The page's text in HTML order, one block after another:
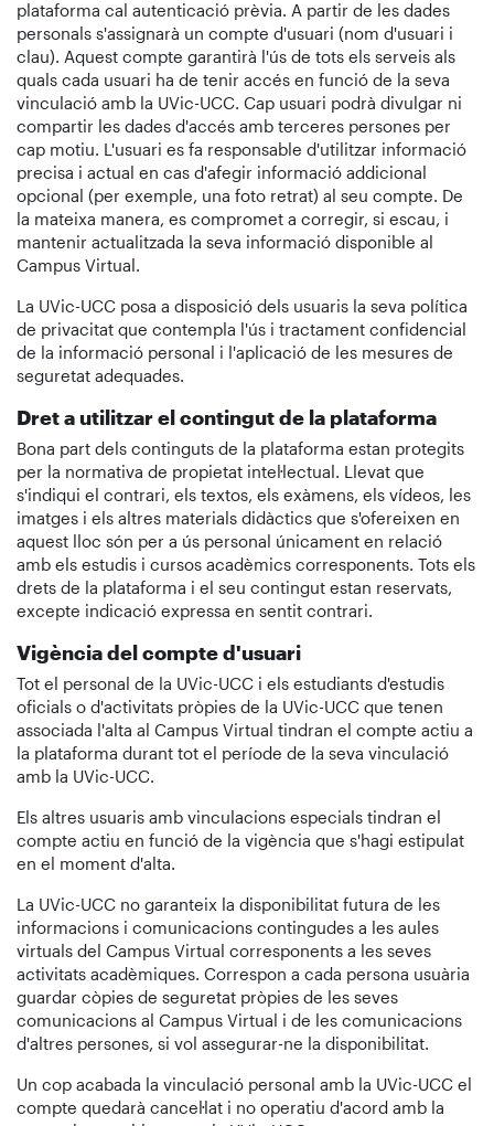
plataforma cal autenticació prèvia. A partir de les dades
personals s'assignarà un compte d'usuari (nom d'usuari i
clau). Aquest compte garantirà l'ús de tots els serveis als
quals cada usuari ha de tenir accés en funció de la seva
vinculació amb la UVic-UCC. Cap usuari podrà divulgar ni
compartir les dades d'accés amb terceres persones per
cap motiu. L'usuari es fa responsable d'utilitzar informació
precisa i actual en cas d'afegir informació addicional
opcional (per exemple, una foto retrat) al seu compte. De
la mateixa manera, es compromet a corregir, si escau, i
mantenir actualitzada la seva informació disponible al
Campus Virtual.
La UVic-UCC posa a disposició dels usuaris la seva política
de privacitat que contempla l'ús i tractament confidencial
de la informació personal i l'aplicació de les mesures de
seguretat adequades.
Dret a utilitzar el contingut de la plataforma
Bona part dels continguts de la plataforma estan protegits
per la normativa de propietat intel·lectual. Llevat que
s'indiqui el contrari, els textos, els exàmens, els vídeos, les
imatges i els altres materials didàctics que s'ofereixen en
aquest lloc són per a ús personal únicament en relació
amb els estudis i cursos acadèmics corresponents. Tots els
drets de la plataforma i el seu contingut estan reservats,
excepte indicació expressa en sentit contrari.
Vigència del compte d'usuari
Tot el personal de la UVic-UCC i els estudiants d'estudis
oficials o d'activitats pròpies de la UVic-UCC que tenen
associada l'alta al Campus Virtual tindran el compte actiu a
la plataforma durant tot el període de la seva vinculació
amb la UVic-UCC.
Els altres usuaris amb vinculacions especials tindran el
compte actiu en funció de la vigència que s'hagi estipulat
en el moment d'alta.
La UVic-UCC no garanteix la disponibilitat futura de les
informacions i comunicacions contingudes a les aules
virtuals del Campus Virtual corresponents a les seves
activitats acadèmiques. Correspon a cada persona usuària
guardar còpies de seguretat pròpies de les seves
comunicacions al Campus Virtual i de les comunicacions
d'altres persones, si vol assegurar-ne la disponibilitat.
Un cop acabada la vinculació personal amb la UVic-UCC el
compte quedarà cancel·lat i no operatiu d'acord amb la